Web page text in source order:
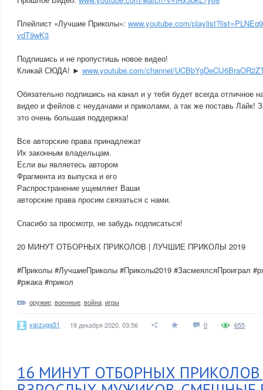
Плейлист «Лучшие Приколы»: www.youtube.com/
vdT9wK3
Подпишись и не пропустишь новое видео!
Кликай СЮДА! ► www.youtube.com/channel/
Обязательно подпишись на канал и у тебя будет всегда отличное
видео и фейлов с неудачами и приколами, а так же поставь Лайк!
это очень большая поддержка!
Все авторские права принадлежат
Их законным владельцам.
Если вы являетесь автором
Фрагмента из выпуска и его
Распространение ущемляет Ваши
авторские права просим связаться с нами.
Спасибо за просмотр, не забудь подписаться!
20 МИНУТ ОТБОРНЫХ ПРИКОЛОВ | ЛУЧШИЕ ПРИКОЛЫ 2019
#Приколы #ЛучшиеПриколы #Приколы2019 #ЗасмеялсяПроиграл
#ржака #прикол
оружие военные война игры
varzuga51 19 декабря 2020, 03:56 0 655
16 МИНУТ ОТБОРНЫХ